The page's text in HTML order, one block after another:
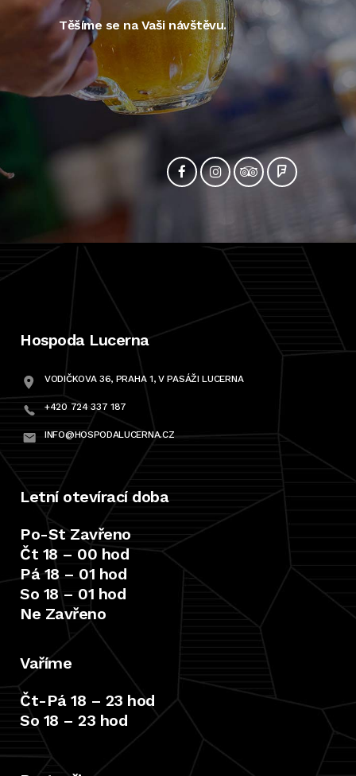
Těšíme se na Vaši návštěvu.
Hospoda Lucerna
VODIČKOVA 36, PRAHA 1, V PASÁŽI LUCERNA
+420 724 337 187
INFO@HOSPODALUCERNA.CZ
Letní otevírací doba
Po-St Zavřeno
Čt 18 – 00 hod
Pá 18 – 01 hod
So 18 – 01 hod
Ne Zavřeno
Vaříme
Čt-Pá 18 – 23 hod
So 18 – 23 hod